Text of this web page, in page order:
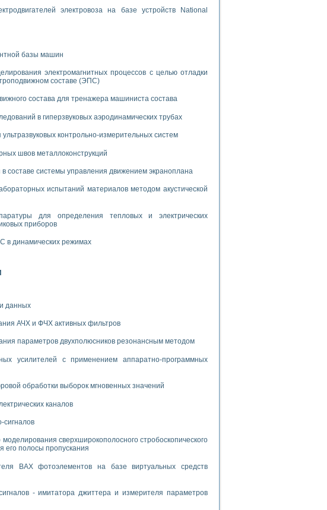
вод в мембранном биореакторе
нанопорошков
шумов
приборов
персонала химических предприятий
комплекса для исследования средств измерения температуры
нагрузок
при пуске
по пищевой инженерии
колледжах
приборных комплексов» на основе Multisim
магнитных величин
с использованием графической среды программирования LabVIEW
оконечного устройства по интерфейсу RS232
при пуске
электровоза на базе устройств National
базы машин
электромагнитных процессов с целью отладки
составе (ЭПС)
состава для тренажера машиниста состава
в гиперзвуковых аэродинамических трубах
контрольно-измерительных систем
швов металлоконструкций
составе системы управления движением экраноплана
испытаний материалов методом акустической
для определения тепловых и электрических
приборов
в динамических режимах
данных
АЧХ и ФЧХ активных фильтров
параметров двухполюсников резонансным методом
усилителей с применением аппаратно-программных
обработки выборок мгновенных значений
каналов
сигналов
сверхширокополосного стробоскопического
его полосы пропускания
ВАХ фотоэлементов на базе виртуальных средств
- имитатора джиттера и измерителя параметров